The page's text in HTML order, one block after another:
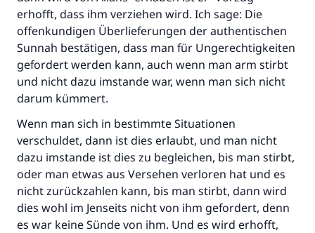
erhofft, dass ihm verziehen wird. Ich sage: Die
offenkundigen Überlieferungen der authentischen
Sunnah bestätigen, dass man für Ungerechtigkeiten
gefordert werden kann, auch wenn man arm stirbt
und nicht dazu imstande war, wenn man sich nicht
darum kümmert.
Wenn man sich in bestimmte Situationen
verschuldet, dann ist dies erlaubt, und man nicht
dazu imstande ist dies zu begleichen, bis man stirbt,
oder man etwas aus Versehen verloren hat und es
nicht zurückzahlen kann, bis man stirbt, dann wird
dies wohl im Jenseits nicht von ihm gefordert, denn
es war keine Sünde von ihm. Und es wird erhofft,
Der Prophet -Allahs Segen und Frieden auf
ihm- sagte:
"Wer zum Guten aufruft, hat den Lohn
desjenigen, der sie durchführt."
(MUSLIM 1893)
Beitrag dazu